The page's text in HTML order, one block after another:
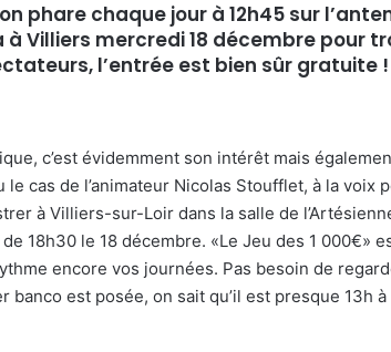
phare chaque jour à 12h45 sur
Villiers mercredi 18 décembre pour
l’entrée est bien sûr gratuite !
c’est évidemment son intérêt mais
cas de l’animateur Nicolas Stoufflet, à la voix
à Villiers-sur-Loir dans la salle de
18h30 le 18 décembre. «Le Jeu des 1 000€»
encore vos journées. Pas besoin de
banco est posée, on sait qu’il est presque 13h à